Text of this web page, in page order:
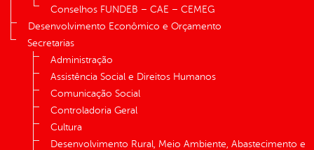
Conselhos FUNDEB – CAE – CEMEG
Desenvolvimento Econômico e Orçamento
Secretarias
Administração
Assistência Social e Direitos Humanos
Comunicação Social
Controladoria Geral
Cultura
Desenvolvimento Rural, Meio Ambiente, Abastecimento e